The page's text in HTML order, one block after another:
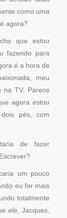
como uma
agora?
que estou
fazendo para
é a hora de
meu
na TV. Parece
agora estou
pés, com
de fazer
um pouco
eu for mais
totalmente
ele, Jacques,